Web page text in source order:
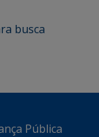
busca
Pública